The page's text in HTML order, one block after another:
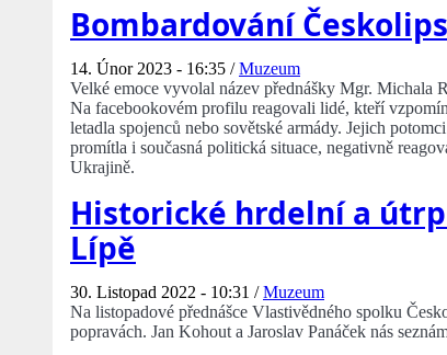
Bombardování
14. Únor 2023 - 16:35 /Muzeum
Velké emoce vyvolal název přednášky Mgr. Michala
Na facebookovém profilu reagovali lidé, kteří
letadla spojenců nebo sovětské armády. Jejich
promítla i současná politická situace, negativně
Ukrajině.
Historické hrdelní a
Lípě
30. Listopad 2022 - 10:31 /Muzeum
Na listopadové přednášce Vlastivědného spolku
popravách. Jan Kohout a Jaroslav Panáček nás